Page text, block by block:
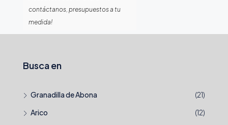
contáctanos, presupuestos a tu
medida!
Busca en
Granadilla de Abona
(21)
Arico
(12)